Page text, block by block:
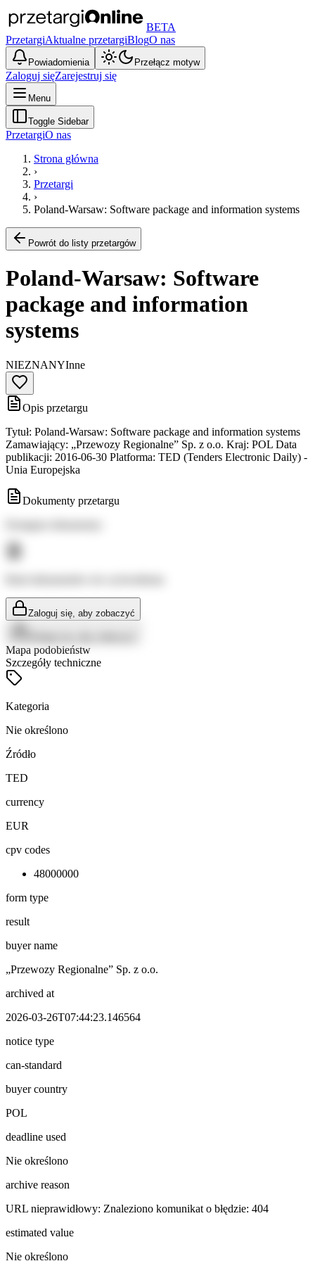
BETA
PrzetargiAktualne przetargiBlogO nas
Powiadomienia Przełącz motyw
Zaloguj sięZarejestruj się
Menu
Toggle Sidebar
PrzetargiO nas
Strona główna
›
Przetargi
›
Poland-Warsaw: Software package and information systems
Powrót do listy przetargów
Poland-Warsaw: Software
package and information
systems
NIEZNANYInne
Opis przetargu
Tytuł: Poland-Warsaw: Software package and information systems
Zamawiający: „Przewozy Regionalne” Sp. z o.o. Kraj: POL Data
publikacji: 2016-06-30 Platforma: TED (Tenders Electronic Daily) -
Unia Europejska
Dokumenty przetargu
Zaloguj się, aby zobaczyć
Mapa podobieństw
Szczegóły techniczne
Kategoria
Nie określono
Źródło
TED
currency
EUR
cpv codes
48000000
form type
result
buyer name
„Przewozy Regionalne” Sp. z o.o.
archived at
2026-03-26T07:44:23.146564
notice type
can-standard
buyer country
POL
deadline used
Nie określono
archive reason
URL nieprawidłowy: Znaleziono komunikat o błędzie: 404
estimated value
Nie określono